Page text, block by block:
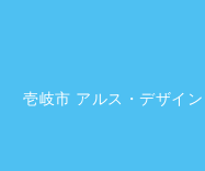
壱岐市 アルス・デザイ